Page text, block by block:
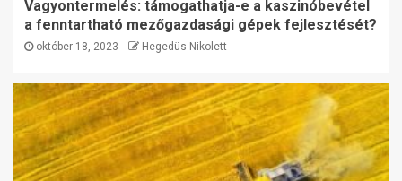
Vagyontermelés: támogathatja-e a kaszinóbevétel
a fenntartható mezőgazdasági gépek fejlesztését?
október 18, 2023 Hegedüs Nikolett